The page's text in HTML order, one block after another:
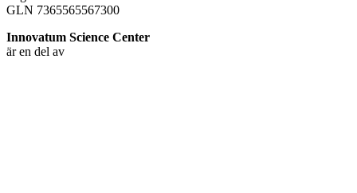
GLN 7365565567300
Innovatum Science Center
är en del av